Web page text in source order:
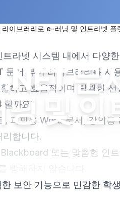
이브러리로 e-러닝 및 인트라넷 플
read
문
및
라넷 시스템 내에서 다양
서 뷰어 라이브러리를 사
하고 효율적이며 탁월한 선
까요?
, 과제용 Word 문서, 강의
합니다.
또는 맞춤형 인
보안 기능으로 민감한 학